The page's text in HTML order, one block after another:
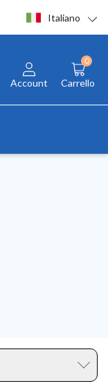
Italiano
Account
0
Carrello